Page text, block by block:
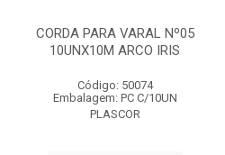
CORDA PARA VARAL Nº05
10UNX10M ARCO IRIS
Código: 50074
Embalagem: PC C/10UN
PLASCOR